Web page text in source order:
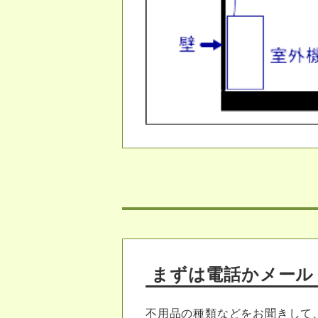
まずは電話かメール
不用品の種類などをお聞きし